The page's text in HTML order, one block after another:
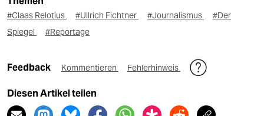
#Claas Relotius #Ullrich Fichtner #Journalismus
#Der
Spiegel
#Reportage
Feedback Kommentieren Fehlerhinweis
Diesen Artikel teilen